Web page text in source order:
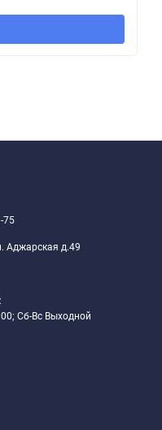
75
Аджарская д.49
Сб-Вс Выходной